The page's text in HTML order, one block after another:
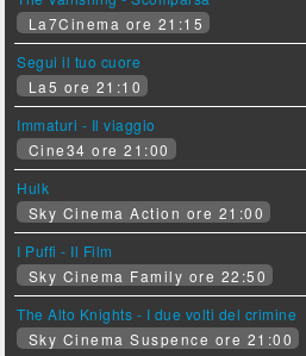
La7Cinema ore 21:15
Segui il tuo cuore
La5 ore 21:10
Immaturi - Il viaggio
Cine34 ore 21:00
Hulk
Sky Cinema Action ore 21:00
I Puffi - Il Film
Sky Cinema Family ore 22:50
The Alto Knights - I due volti del crimine
Sky Cinema Suspence ore 21:00